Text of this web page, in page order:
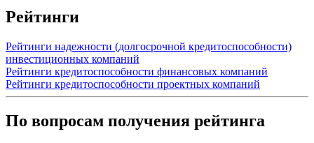
Рейтинги
Рейтинги надежности (долгосрочной кредитоспособности)
инвестиционных компаний
Рейтинги кредитоспособности финансовых компаний
Рейтинги кредитоспособности проектных компаний
По вопросам получения рейтинга